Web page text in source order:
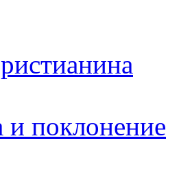
и поклонение